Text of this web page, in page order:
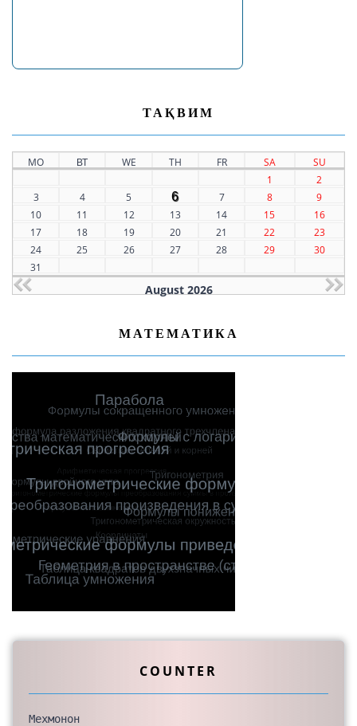
ТАҚВИМ
MO ВТ WE TH FR SA
SU
1
2
3
4 5 6 7 8
9
10
11 12 13 14 15
16
17
18 19 20 21 22
23
24
25 26 27 28 29
30
31
August 2026
МАТЕМАТИКА
COUNTER
Мехмонон